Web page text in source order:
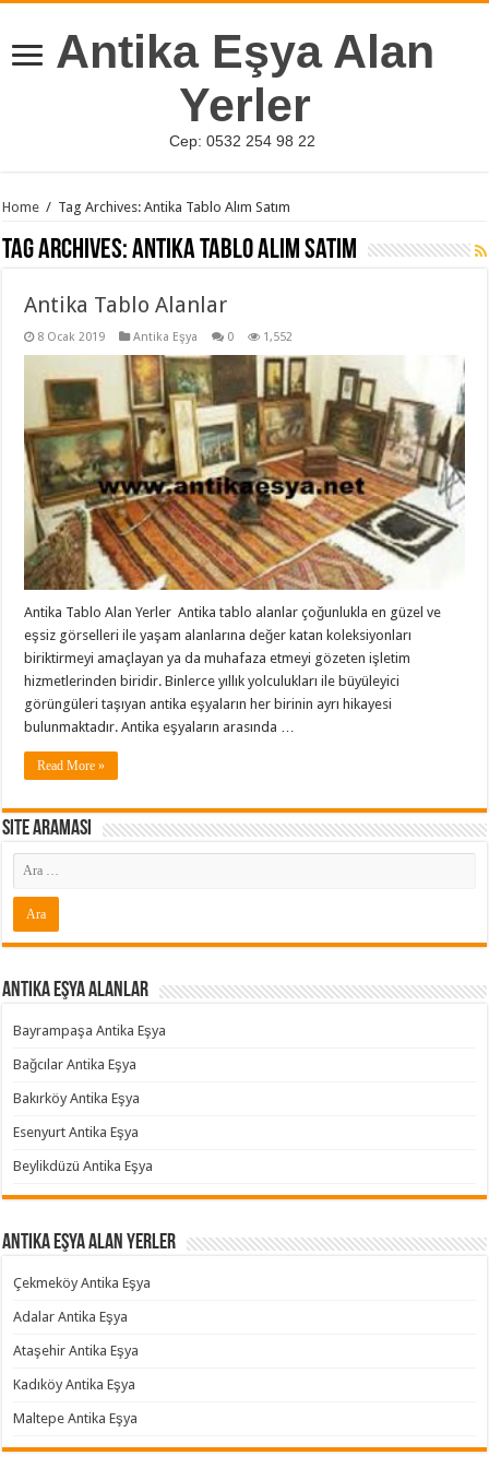
Antika Eşya Alan
Yerler
Cep: 0532 254 98 22
Home / Tag Archives: Antika Tablo Alım Satım
Tag Archives:Antika Tablo Alım Satım
Antika Tablo Alanlar
8 Ocak 2019 Antika Eşya 0 1,552
Antika Tablo Alan Yerler Antika tablo alanlar çoğunlukla en güzel ve
eşsiz görselleri ile yaşam alanlarına değer katan koleksiyonları
biriktirmeyi amaçlayan ya da muhafaza etmeyi gözeten işletim
hizmetlerinden biridir. Binlerce yıllık yolculukları ile büyüleyici
görüngüleri taşıyan antika eşyaların her birinin ayrı hikayesi
bulunmaktadır. Antika eşyaların arasında …
Read More »
Site araması
Antika Eşya Alanlar
Bayrampaşa Antika Eşya
Bağcılar Antika Eşya
Bakırköy Antika Eşya
Esenyurt Antika Eşya
Beylikdüzü Antika Eşya
Antika Eşya Alan Yerler
Çekmeköy Antika Eşya
Adalar Antika Eşya
Ataşehir Antika Eşya
Kadıköy Antika Eşya
Maltepe Antika Eşya